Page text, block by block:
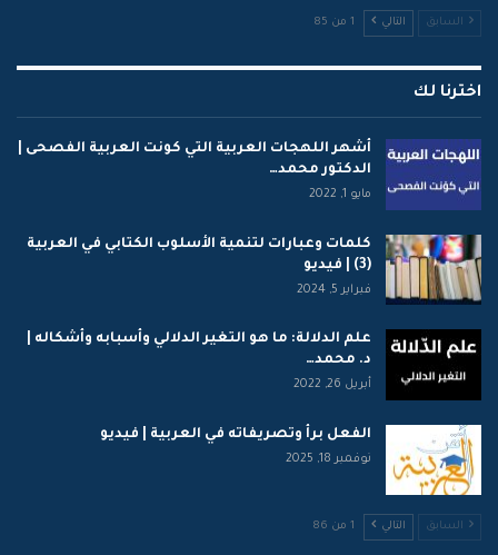
السابق التالي 1 من 85
اخترنا لك
أشهر اللهجات العربية التي كونت العربية الفصحى |
الدكتور محمد…
مايو 1, 2022
كلمات وعبارات لتنمية الأسلوب الكتابي في العربية
(3) | فيديو
فبراير 5, 2024
علم الدلالة: ما هو التغير الدلالي وأسبابه وأشكاله |
د. محمد…
أبريل 26, 2022
الفعل برأ وتصريفاته في العربية | فيديو
نوفمبر 18, 2025
السابق التالي 1 من 86